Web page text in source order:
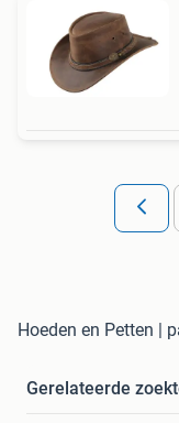
Hoeden en Petten |
Gerelateerde